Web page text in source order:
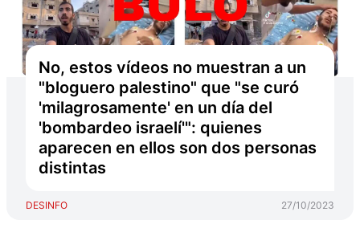
No, estos vídeos no muestran a un
"bloguero palestino" que "se curó
'milagrosamente' en un día del
'bombardeo israelí'": quienes
aparecen en ellos son dos personas
distintas
DESINFO 27/10/2023